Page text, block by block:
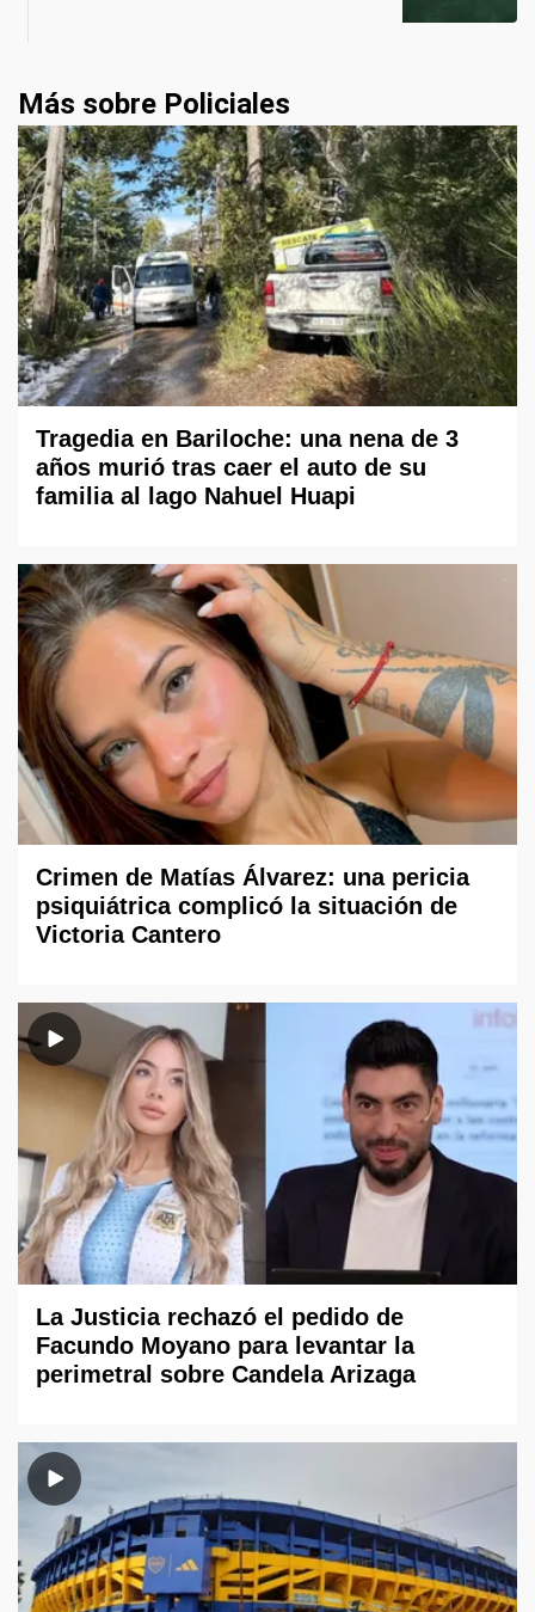
Más sobre Policiales
Tragedia en Bariloche: una nena de 3
años murió tras caer el auto de su
familia al lago Nahuel Huapi
Crimen de Matías Álvarez: una pericia
psiquiátrica complicó la situación de
Victoria Cantero
La Justicia rechazó el pedido de
Facundo Moyano para levantar la
perimetral sobre Candela Arizaga